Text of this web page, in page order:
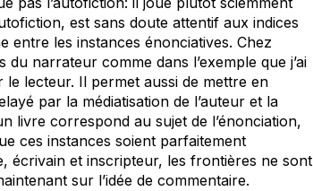
est sans doute attentif aux indices
entre les instances énonciatives. Chez
narrateur comme dans l’exemple que j’ai
lecteur. Il permet aussi de mettre en
par la médiatisation de l’auteur et la
livre correspond au sujet de l’énonciation,
ces instances soient parfaitement
écrivain et inscripteur, les frontières ne sont
sur l’idée de commentaire.